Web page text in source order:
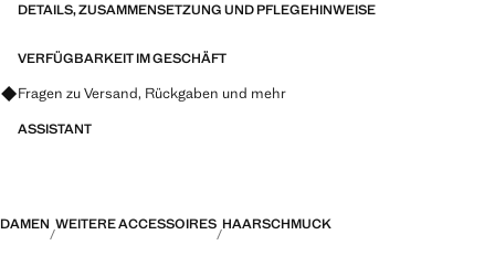
DETAILS, ZUSAMMENSETZUNG UND PFLEGEHINWEISE
VERFÜGBARKEIT IM GESCHÄFT
Fragen zu Versand, Rückgaben und mehr
ASSISTANT
DAMEN WEITERE ACCESSOIRES HAARSCHMUCK